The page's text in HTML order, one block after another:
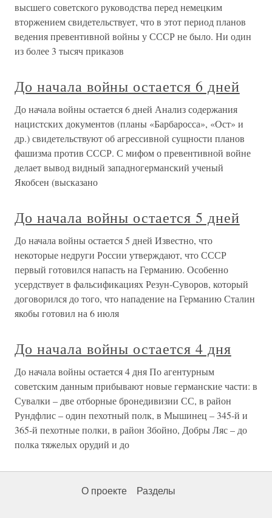
высшего советского руководства перед немецким
вторжением свидетельствует, что в этот период планов
ведения превентивной войны у СССР не было. Ни один
из более 3 тысяч приказов
До начала войны остается 6 дней
До начала войны остается 6 дней Анализ содержания
нацистских документов (планы «Барбаросса», «Ост» и
др.) свидетельствуют об агрессивной сущности планов
фашизма против СССР. С мифом о превентивной войне
делает вывод видный западногерманский ученый
Якобсен (высказано
До начала войны остается 5 дней
До начала войны остается 5 дней Известно, что
некоторые недруги России утверждают, что СССР
первый готовился напасть на Германию. Особенно
усердствует в фальсификациях Резун-Суворов, который
договорился до того, что нападение на Германию Сталин
якобы готовил на 6 июля
До начала войны остается 4 дня
До начала войны остается 4 дня По агентурным
советским данным прибывают новые германские части: в
Сувалки – две отборные бронедивизии СС, в район
Рундфлис – один пехотный полк, в Мышинец – 345-й и
365-й пехотные полки, в район Збойно, Добры Ляс – до
полка тяжелых орудий и до
О проекте Разделы